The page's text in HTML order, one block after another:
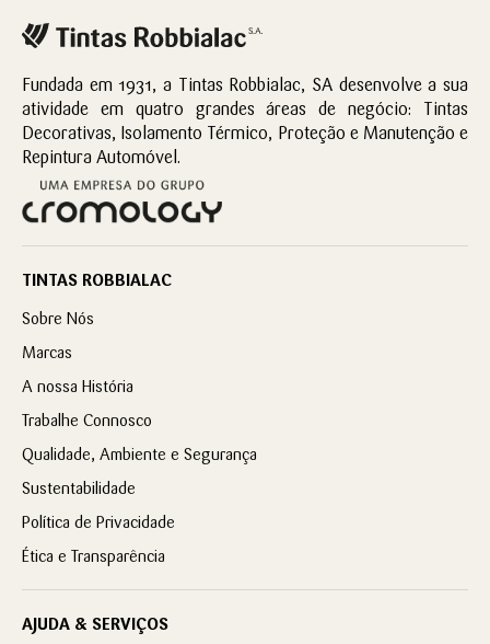
Fundada em 1931, a Tintas Robbialac, SA desenvolve a sua
atividade em quatro grandes áreas de negócio: Tintas
Decorativas, Isolamento Térmico, Proteção e Manutenção e
Repintura Automóvel.
TINTAS ROBBIALAC
Sobre Nós
Marcas
A nossa História
Trabalhe Connosco
Qualidade, Ambiente e Segurança
Sustentabilidade
Política de Privacidade
Ética e Transparência
AJUDA & SERVIÇOS